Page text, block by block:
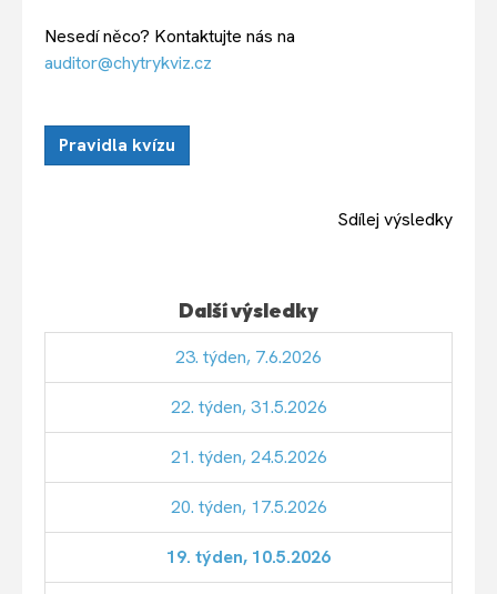
Nesedí něco? Kontaktujte nás na
auditor@chytrykviz.cz
Pravidla kvízu
Sdílej výsledky
Další výsledky
23. týden, 7.6.2026
22. týden, 31.5.2026
21. týden, 24.5.2026
20. týden, 17.5.2026
19. týden, 10.5.2026